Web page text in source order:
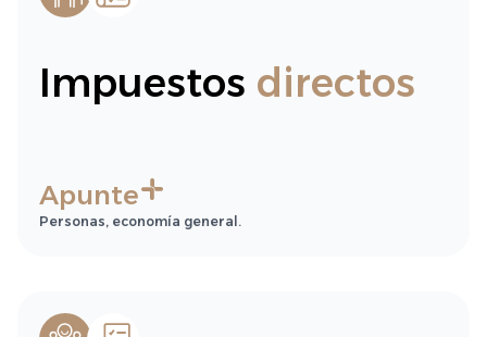
Impuestos directos
Apunte
Personas, economía general.